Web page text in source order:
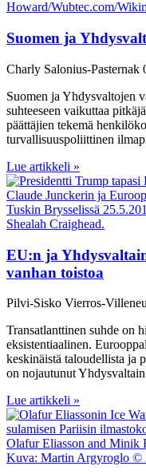
Suomen ja
Charly Salonius-Pasternak
Suomen ja Yhdysvaltojen
suhteeseen vaikuttaa
päättäjien tekemä
turvallisuuspoliittinen
Lue artikkeli »
EU:n ja
vanhan toistoa
Pilvi-Sisko Vierros-
Transatlanttinen suhde on
eksistentiaalinen.
keskinäistä taloudellista ja
on nojautunut
Lue artikkeli »